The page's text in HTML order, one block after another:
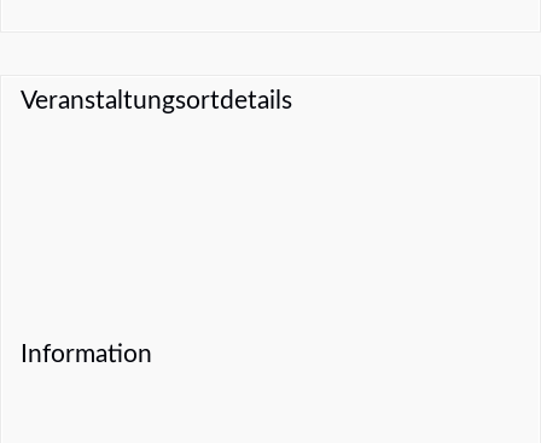
Veranstaltungsortdetails
Information